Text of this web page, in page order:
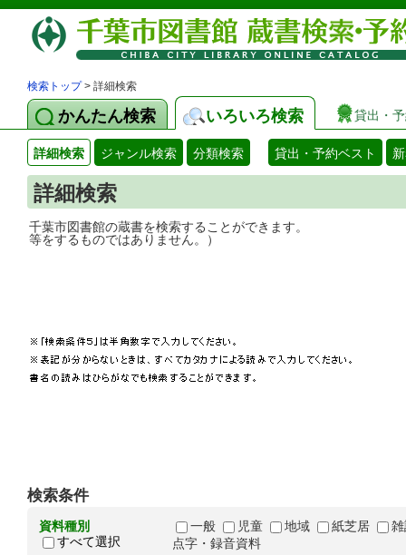
検索トップ> 詳細検索
かんたん検索 いろいろ検索 貸出・
詳細検索 ジャンル検索 分類検索 貸出・予約ベスト
詳細検索
千葉市図書館の蔵書を検索することがで
等をするものではありません。）
検索条件
資料種別
すべて選択
一般 児童 地域 紙芝居
点字・録音資料